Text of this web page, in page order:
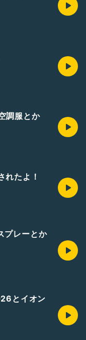
調服とか
たよ！
プレーとか
とイオン